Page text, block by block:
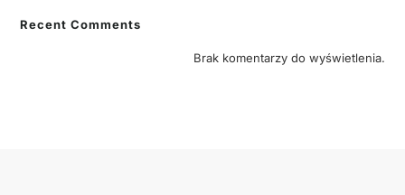
Recent Comments
Brak komentarzy do wyświetlenia.